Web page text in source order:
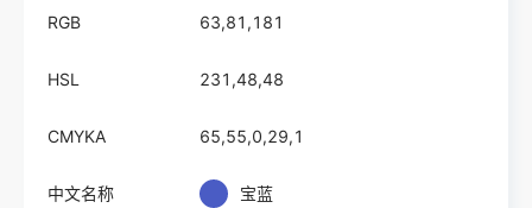
RGB 63,81,181
HSL 231,48,48
CMYKA 65,55,0,29,1
中文名称 宝蓝